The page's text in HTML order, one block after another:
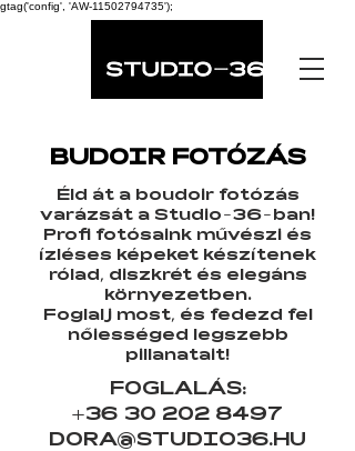
gtag('config', 'AW-11502794735');
BUDOIR FOTÓZÁS
Éld át a boudoir fotózás
varázsát a Studio-36-ban!
Profi fotósaink művészi és
ízléses képeket készítenek
rólad, diszkrét és elegáns
környezetben.
Foglalj most, és fedezd fel
nőiességed legszebb
pillanatait!
FOGLALÁS:
+36 30 202 8497
DORA@STUDIO36.HU